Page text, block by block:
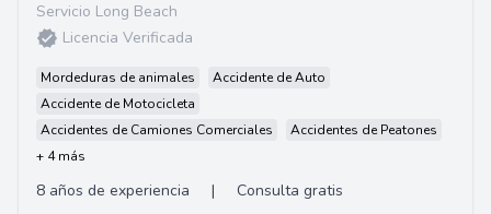
Servicio Long Beach
Licencia Verificada
Mordeduras de animales
Accidente de Auto
Accidente de Motocicleta
Accidentes de Camiones Comerciales
Accidentes de Peatones
+ 4 más
8 años de experiencia |
Consulta gratis